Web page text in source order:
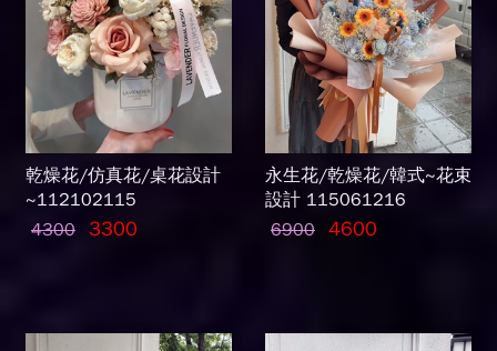
乾燥花/仿真花/桌花設計
~112102115
4300 3300
永生花/乾燥花/韓式~花束
設計 115061216
6900 4600